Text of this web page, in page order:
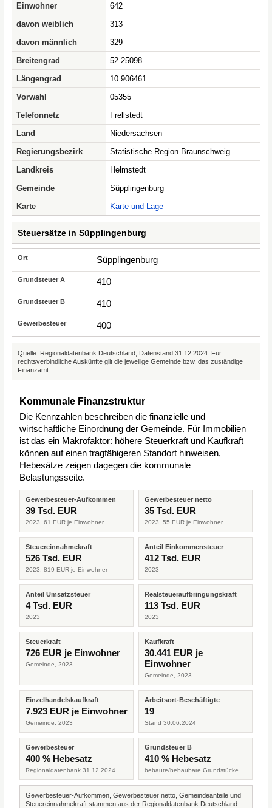
Einwohner
642
davon weiblich
313
davon männlich
329
Breitengrad
52.25098
Längengrad
10.906461
Vorwahl
05355
Telefonnetz
Frellstedt
Land
Niedersachsen
Regierungsbezirk
Statistische Region Braunschweig
Landkreis
Helmstedt
Gemeinde
Süpplingenburg
Karte
Karte und Lage
Steuersätze in Süpplingenburg
Süpplingenburg
410
410
400
Quelle: Regionaldatenbank Deutschland, Datenstand 31.12.2024. Für
rechtsverbindliche Auskünfte gilt die jeweilige Gemeinde bzw. das zuständige
Finanzamt.
Kommunale Finanzstruktur
Die Kennzahlen beschreiben die finanzielle und
wirtschaftliche Einordnung der Gemeinde. Für Immobilien
ist das ein Makrofaktor: höhere Steuerkraft und Kaufkraft
können auf einen tragfähigeren Standort hinweisen,
Hebesätze zeigen dagegen die kommunale
Belastungsseite.
Gewerbesteuer-Aufkommen
39 Tsd. EUR
2023, 61 EUR je Einwohner
Gewerbesteuer netto
35 Tsd. EUR
2023, 55 EUR je Einwohner
Steuereinnahmekraft
526 Tsd. EUR
2023, 819 EUR je Einwohner
Anteil Einkommensteuer
412 Tsd. EUR
2023
Anteil Umsatzsteuer
4 Tsd. EUR
2023
Realsteueraufbringungskraft
113 Tsd. EUR
2023
Steuerkraft
726 EUR je Einwohner
Gemeinde, 2023
Kaufkraft
30.441 EUR je
Einwohner
Gemeinde, 2023
Einzelhandelskaufkraft
7.923 EUR je Einwohner
Gemeinde, 2023
Arbeitsort-Beschäftigte
19
Stand 30.06.2024
Gewerbesteuer
400 % Hebesatz
Regionaldatenbank 31.12.2024
Grundsteuer B
410 % Hebesatz
bebaute/bebaubare Grundstücke
Gewerbesteuer-Aufkommen, Gewerbesteuer netto, Gemeindeanteile und
Steuereinnahmekraft stammen aus der Regionaldatenbank Deutschland